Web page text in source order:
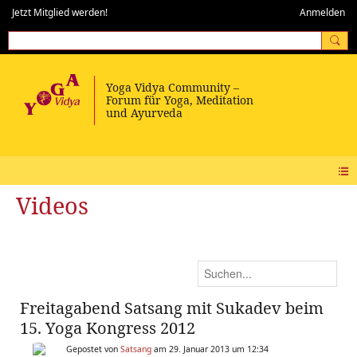
Jetzt Mitglied werden! Anmelden
Videos
Freitagabend Satsang mit Sukadev beim
15. Yoga Kongress 2012
Gepostet von Satsang am 29. Januar 2013 um 12:34